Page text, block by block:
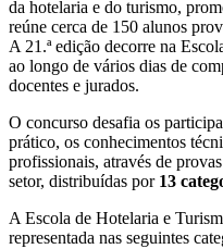
da hotelaria e do turismo,
reúne cerca de 150 alunos
A 21.ª edição decorre na
ao longo de vários dias de
docentes e jurados.
O concurso desafia os
prático, os conhecimentos
profissionais, através de
setor, distribuídas por 13
A Escola de Hotelaria e
representada nas seguintes